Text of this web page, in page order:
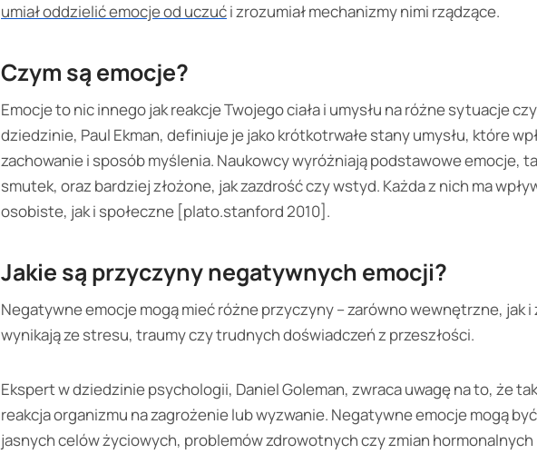
umiał oddzielić emocje od uczući zrozumiał mechanizmy nimi rządzące.
Czym są emocje?
Emocje to nic innego jak reakcje Twojego ciała i umysłu na różne sytuacje
dziedzinie, Paul Ekman, definiuje je jako krótkotrwałe stany umysłu, które
zachowanie i sposób myślenia. Naukowcy wyróżniają podstawowe emocje,
smutek, oraz bardziej złożone, jak zazdrość czy wstyd. Każda z nich ma
osobiste, jak i społeczne [plato.stanford 2010].
Jakie są przyczyny negatywnych emocji?
Negatywne emocje mogą mieć różne przyczyny – zarówno wewnętrzne, jak
wynikają ze stresu, traumy czy trudnych doświadczeń z przeszłości.
Ekspert w dziedzinie psychologii, Daniel Goleman, zwraca uwagę na to, że
reakcja organizmu na zagrożenie lub wyzwanie. Negatywne emocje mogą
jasnych celów życiowych, problemów zdrowotnych czy zmian hormonalnych